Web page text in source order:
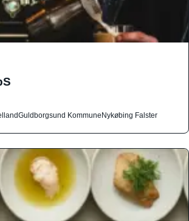
Guldborgsund KommuneNykøbing Falster